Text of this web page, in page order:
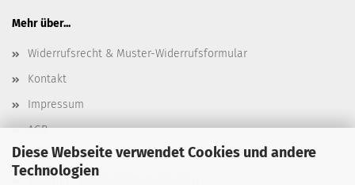
Diese Webseite verwendet Cookies und andere
Technologien
Mehr über...
Widerrufsrecht & Muster-Widerrufsformular
Kontakt
Impressum
AGB
Datenschutz
Versand- & Zahlungsbedingungen